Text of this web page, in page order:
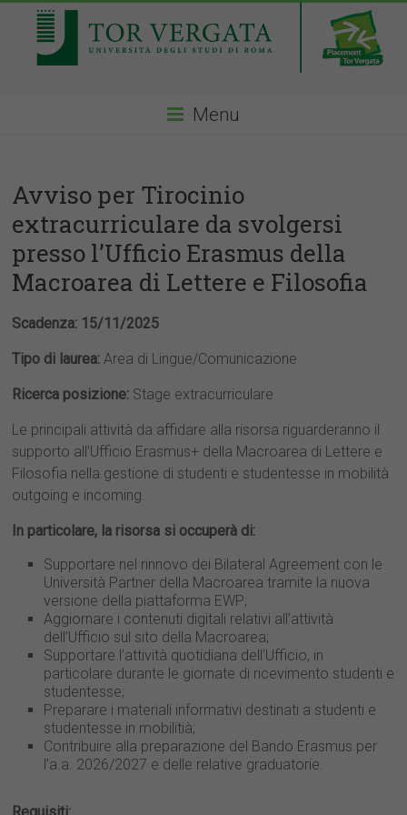
Menu
Avviso per Tirocinio
extracurriculare da svolgersi
presso l’Ufficio Erasmus della
Macroarea di Lettere e Filosofia
Scadenza: 15/11/2025
Tipo di laurea: Area di Lingue/Comunicazione
Ricerca posizione: Stage extracurriculare
Le principali attività da affidare alla risorsa riguarderanno il
supporto all’Ufficio Erasmus+ della Macroarea di Lettere e
Filosofia nella gestione di studenti e studentesse in mobilità
outgoing e incoming.
In particolare, la risorsa si occuperà di:
Supportare nel rinnovo dei Bilateral Agreement con le
Università Partner della Macroarea tramite la nuova
versione della piattaforma EWP;
Aggiornare i contenuti digitali relativi all’attività
dell’Ufficio sul sito della Macroarea;
Supportare l’attività quotidiana dell’Ufficio, in
particolare durante le giornate di ricevimento studenti e
studentesse;
Preparare i materiali informativi destinati a studenti e
studentesse in mobilitià;
Contribuire alla preparazione del Bando Erasmus per
l’a.a. 2026/2027 e delle relative graduatorie.